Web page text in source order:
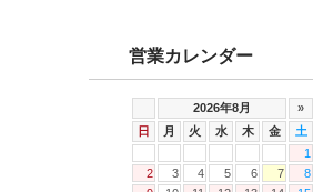
営業カレンダー